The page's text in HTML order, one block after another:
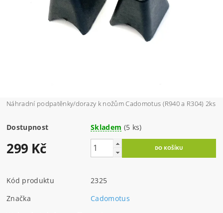
Náhradní podpatěnky/dorazy k nožům Cadomotus (R940 a R304) 2ks
Dostupnost Skladem (5 ks)
299 Kč
Kód produktu
2325
Značka
Cadomotus